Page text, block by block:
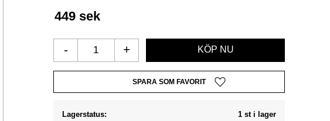
449 sek
+
-
Lägg till i favoriter
Lagerstatus
1 st i lager